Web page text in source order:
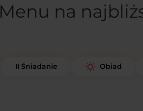
Menu na
II Śniadanie Obiad